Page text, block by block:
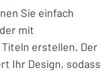
Sie einfach
mit
erstellen. Der
Ihr Design, sodass